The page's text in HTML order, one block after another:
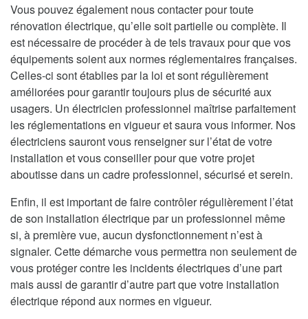
Vous pouvez également nous contacter pour toute
rénovation électrique, qu’elle soit partielle ou complète. Il
est nécessaire de procéder à de tels travaux pour que vos
équipements soient aux normes réglementaires françaises.
Celles-ci sont établies par la loi et sont régulièrement
améliorées pour garantir toujours plus de sécurité aux
usagers. Un électricien professionnel maîtrise parfaitement
les réglementations en vigueur et saura vous informer. Nos
électriciens sauront vous renseigner sur l’état de votre
installation et vous conseiller pour que votre projet
aboutisse dans un cadre professionnel, sécurisé et serein.
Enfin, il est important de faire contrôler régulièrement l’état
de son installation électrique par un professionnel même
si, à première vue, aucun dysfonctionnement n’est à
signaler. Cette démarche vous permettra non seulement de
vous protéger contre les incidents électriques d’une part
mais aussi de garantir d’autre part que votre installation
électrique répond aux normes en vigueur.